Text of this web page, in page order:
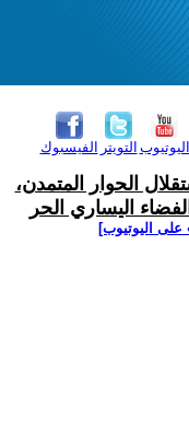
الفيسبوك التويتر اليوتيوب
الحوار المتمدن،
اليساري الحر
اليوتيوب]